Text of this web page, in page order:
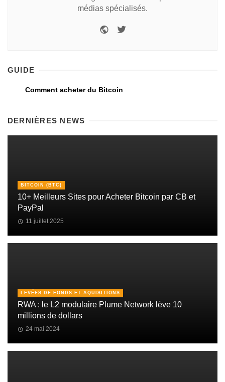
médias spécialisés.
GUIDE
Comment acheter du Bitcoin
DERNIÈRES NEWS
BITCOIN (BTC)
10+ Meilleurs Sites pour Acheter Bitcoin par CB et
PayPal
11 juillet 2025
LEVÉES DE FONDS ET AQUISITIONS
RWA : le L2 modulaire Plume Network lève 10
millions de dollars
24 mai 2024